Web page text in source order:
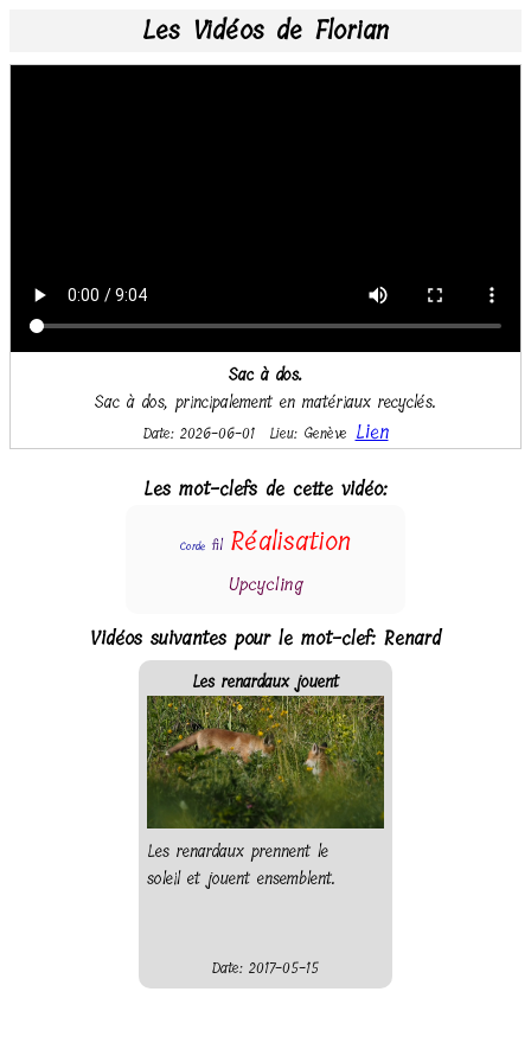
Les Vidéos de Florian
Sac à dos.
Sac à dos, principalement en matériaux recyclés.
Date: 2026-06-01 Lieu: Genève Lien
Les mot-clefs de cette vidéo:
Corde fil Réalisation
Upcycling
Vidéos suivantes pour le mot-clef: Renard
Les renardaux jouent
Les renardaux prennent le
soleil et jouent ensemblent.
Date: 2017-05-15